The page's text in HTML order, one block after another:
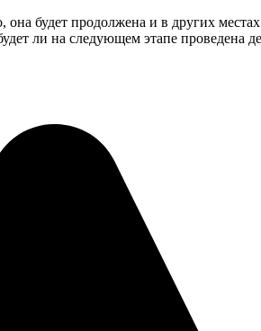
будет продолжена и в других
ли на следующем этапе проведена